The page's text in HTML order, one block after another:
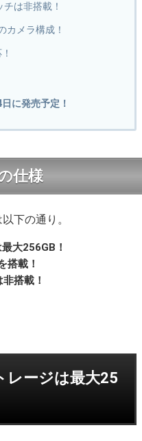
は非搭載！
カメラ構成！
に発売予定！
仕様
下の通り。
大256GB！
搭載！
搭載！
レージは最大25